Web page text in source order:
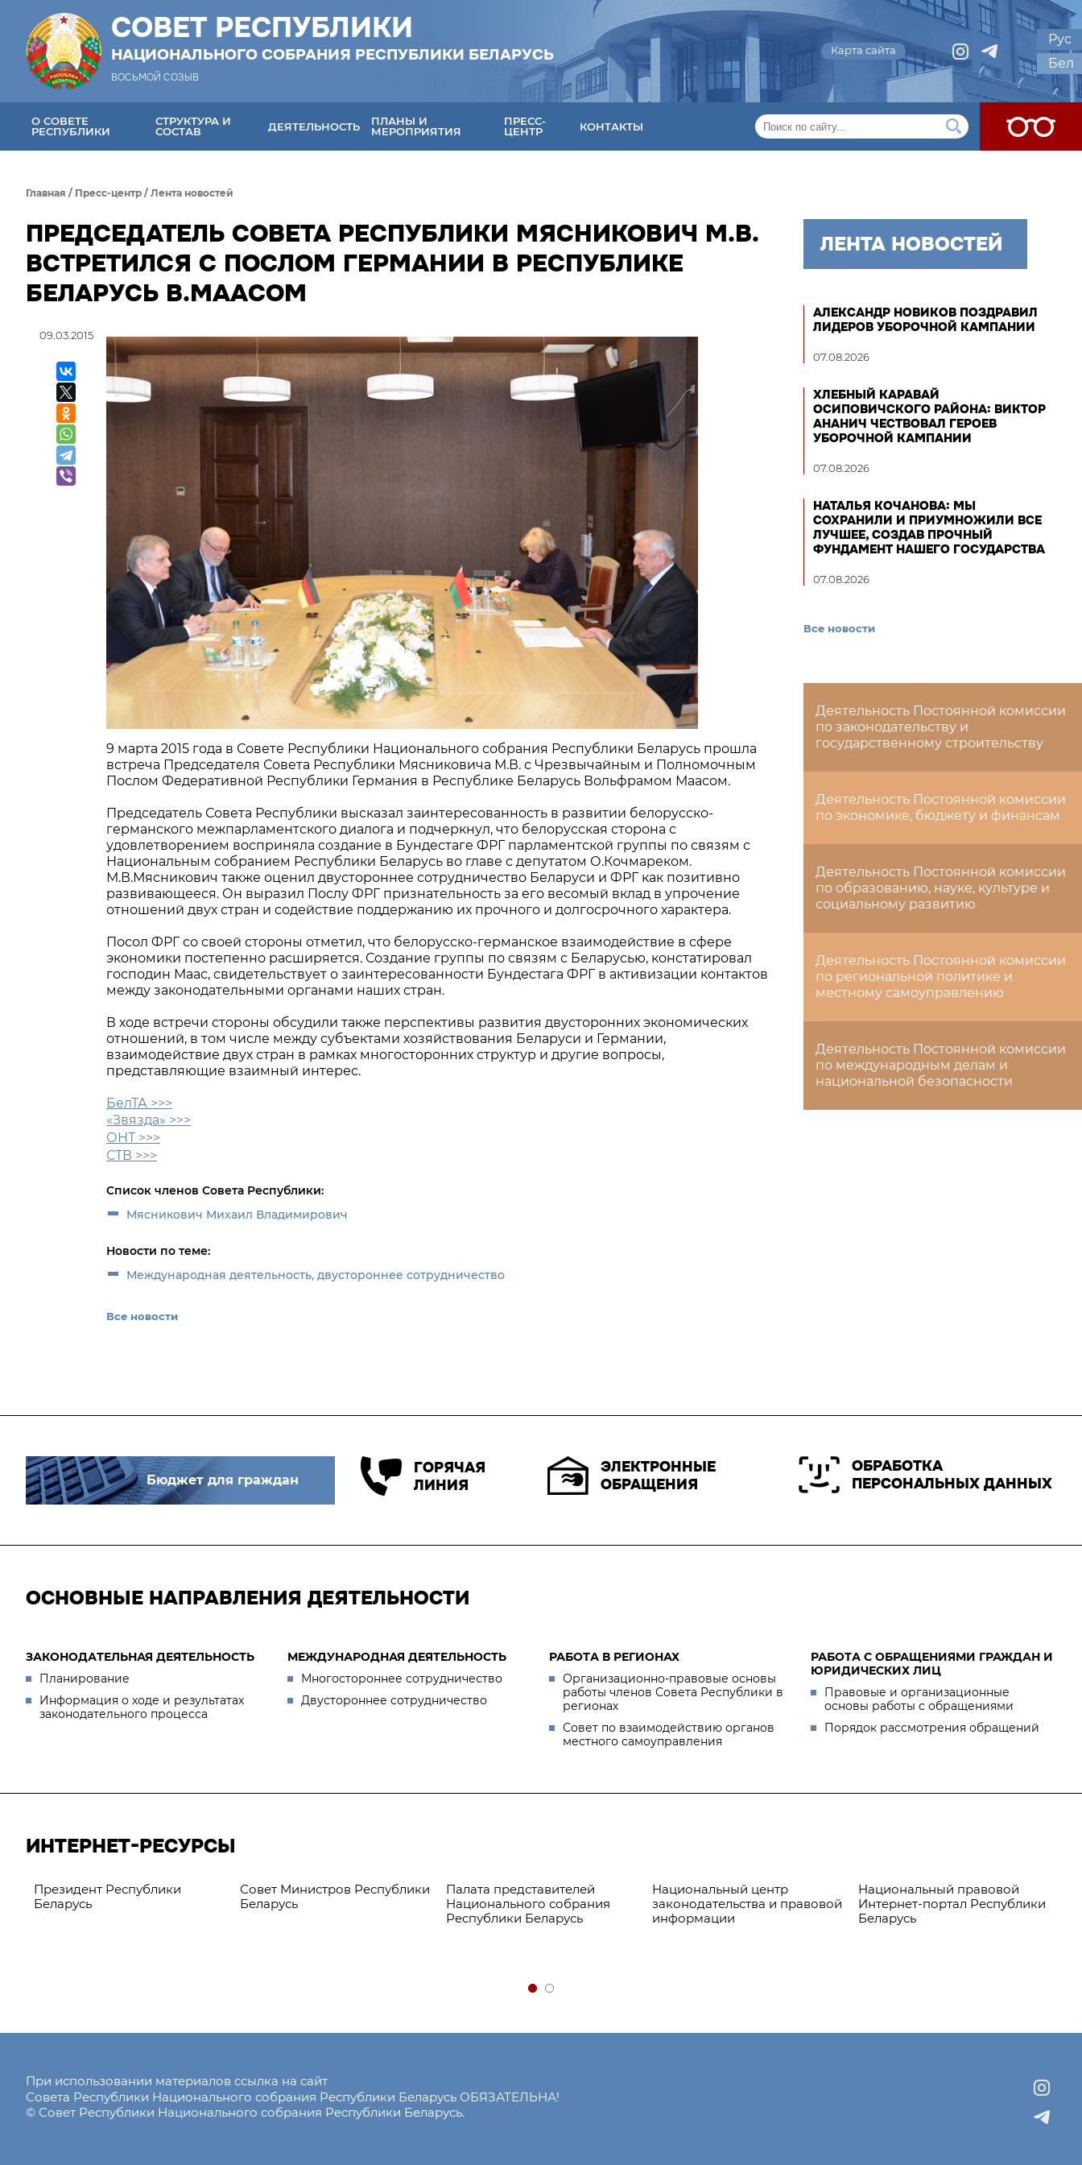
СОВЕТ РЕСПУБЛИКИ
НАЦИОНАЛЬНОГО СОБРАНИЯ РЕСПУБЛИКИ БЕЛАРУСЬ
ВОСЬМОЙ СОЗЫВ
Карта сайта
Рус
Бел
О СОВЕТЕ
РЕСПУБЛИКИ
СТРУКТУРА И
СОСТАВ
ДЕЯТЕЛЬНОСТЬ
ПЛАНЫ И
МЕРОПРИЯТИЯ
ПРЕСС-
ЦЕНТР
КОНТАКТЫ
Главная / Пресс-центр / Лента новостей
ПРЕДСЕДАТЕЛЬ СОВЕТА РЕСПУБЛИКИ МЯСНИКОВИЧ М.В.
ВСТРЕТИЛСЯ С ПОСЛОМ ГЕРМАНИИ В РЕСПУБЛИКЕ
БЕЛАРУСЬ В.МААСОМ
09.03.2015
9 марта 2015 года в Совете Республики Национального собрания Республики Беларусь прошла
встреча Председателя Совета Республики Мясниковича М.В. с Чрезвычайным и Полномочным
Послом Федеративной Республики Германия в Республике Беларусь Вольфрамом Маасом.
Председатель Совета Республики высказал заинтересованность в развитии белорусско-
германского межпарламентского диалога и подчеркнул, что белорусская сторона с
удовлетворением восприняла создание в Бундестаге ФРГ парламентской группы по связям с
Национальным собранием Республики Беларусь во главе с депутатом О.Кочмареком.
М.В.Мясникович также оценил двустороннее сотрудничество Беларуси и ФРГ как позитивно
развивающееся. Он выразил Послу ФРГ признательность за его весомый вклад в упрочение
отношений двух стран и содействие поддержанию их прочного и долгосрочного характера.
Посол ФРГ со своей стороны отметил, что белорусско-германское взаимодействие в сфере
экономики постепенно расширяется. Создание группы по связям с Беларусью, констатировал
господин Маас, свидетельствует о заинтересованности Бундестага ФРГ в активизации контактов
между законодательными органами наших стран.
В ходе встречи стороны обсудили также перспективы развития двусторонних экономических
отношений, в том числе между субъектами хозяйствования Беларуси и Германии,
взаимодействие двух стран в рамках многосторонних структур и другие вопросы,
представляющие взаимный интерес.
БелТА >>>
«Звязда» >>>
ОНТ >>>
СТВ >>>
Список членов Совета Республики:
Мясникович Михаил Владимирович
Новости по теме:
Международная деятельность, двустороннее сотрудничество
Все новости
ЛЕНТА НОВОСТЕЙ
АЛЕКСАНДР НОВИКОВ ПОЗДРАВИЛ
ЛИДЕРОВ УБОРОЧНОЙ КАМПАНИИ
07.08.2026
ХЛЕБНЫЙ КАРАВАЙ
ОСИПОВИЧСКОГО РАЙОНА: ВИКТОР
АНАНИЧ ЧЕСТВОВАЛ ГЕРОЕВ
УБОРОЧНОЙ КАМПАНИИ
07.08.2026
НАТАЛЬЯ КОЧАНОВА: МЫ
СОХРАНИЛИ И ПРИУМНОЖИЛИ ВСЕ
ЛУЧШЕЕ, СОЗДАВ ПРОЧНЫЙ
ФУНДАМЕНТ НАШЕГО ГОСУДАРСТВА
07.08.2026
Все новости
Деятельность Постоянной комиссии
по законодательству и
государственному строительству
Деятельность Постоянной комиссии
по экономике, бюджету и финансам
Деятельность Постоянной комиссии
по образованию, науке, культуре и
социальному развитию
Деятельность Постоянной комиссии
по региональной политике и
местному самоуправлению
Деятельность Постоянной комиссии
по международным делам и
национальной безопасности
Бюджет для граждан
ГОРЯЧАЯ
ЛИНИЯ
ЭЛЕКТРОННЫЕ
ОБРАЩЕНИЯ
ОБРАБОТКА
ПЕРСОНАЛЬНЫХ ДАННЫХ
ОСНОВНЫЕ НАПРАВЛЕНИЯ ДЕЯТЕЛЬНОСТИ
ЗАКОНОДАТЕЛЬНАЯ ДЕЯТЕЛЬНОСТЬ
Планирование
Информация о ходе и результатах
законодательного процесса
МЕЖДУНАРОДНАЯ ДЕЯТЕЛЬНОСТЬ
Многостороннее сотрудничество
Двустороннее сотрудничество
РАБОТА В РЕГИОНАХ
Организационно-правовые основы
работы членов Совета Республики в
регионах
Совет по взаимодействию органов
местного самоуправления
РАБОТА С ОБРАЩЕНИЯМИ ГРАЖДАН И
ЮРИДИЧЕСКИХ ЛИЦ
Правовые и организационные
основы работы с обращениями
Порядок рассмотрения обращений
ИНТЕРНЕТ-РЕСУРСЫ
Президент Республики
Беларусь
Совет Министров Республики
Беларусь
Палата представителей
Национального собрания
Республики Беларусь
Национальный центр
законодательства и правовой
информации
Национальный правовой
Интернет-портал Республики
Беларусь
При использовании материалов ссылка на сайт
Совета Республики Национального собрания Республики Беларусь ОБЯЗАТЕЛЬНА!
© Совет Республики Национального собрания Республики Беларусь.